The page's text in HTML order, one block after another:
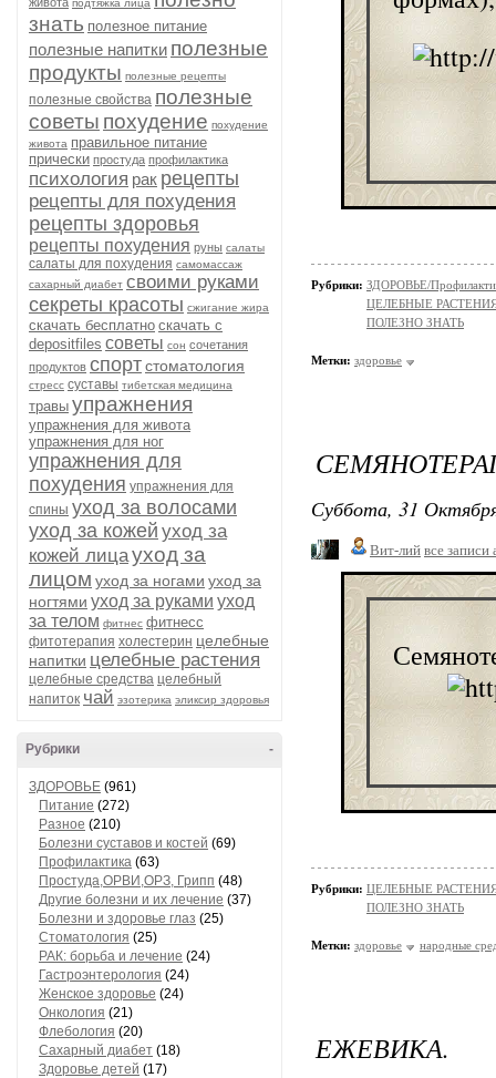
подтяжка лица
знать полезное питание
полезные напитки полезные
продукты полезные рецепты
полезные свойства полезные
советы похудение похудение
живота правильное питание
прически простуда профилактика
психология рак рецепты
рецепты для похудения
рецепты здоровья
рецепты похудения руны салаты
салаты для похудения самомассаж
сахарный диабет своими руками
секреты красоты сжигание жира
скачать бесплатно скачать с
depositfiles советы сон сочетания
продуктов спортстоматология
стресс суставы тибетская медицина
травы упражнения
упражнения для живота
упражнения для ног
упражнения для
похудения упражнения для
спины уход за волосами
уход за кожей уход за
кожей лицауход за
лицом уход за ногами уход за
ногтями уход за руками уход
за телом фитнес фитнесс
фитотерапия холестерин целебные
напитки целебные растения
целебные средства целебный
напиток чай эзотерика эликсир здоровья
-
Рубрики
ЗДОРОВЬЕ (961)
Питание (272)
Разное (210)
Болезни суставов и костей (69)
Профилактика (63)
Простуда,ОРВИ,ОРЗ, Грипп (48)
Другие болезни и их лечение (37)
Болезни и здоровье глаз (25)
Стоматология (25)
РАК: борьба и лечение (24)
Гастроэнтерология (24)
Женское здоровье (24)
Онкология (21)
Флебология (20)
Сахарный диабет (18)
Здоровье детей (17)
Рубрики: ЗДОРОВЬЕ/
ЦЕЛЕБНЫЕ
ПОЛЕЗНО ЗНАТЬ
Метки: здоровье
Суббота, 31
Вит-лий все записи
Рубрики: ЦЕЛЕБНЫЕ
ПОЛЕЗНО ЗНАТЬ
Метки: здоровье народные
ЕЖЕВИКА.